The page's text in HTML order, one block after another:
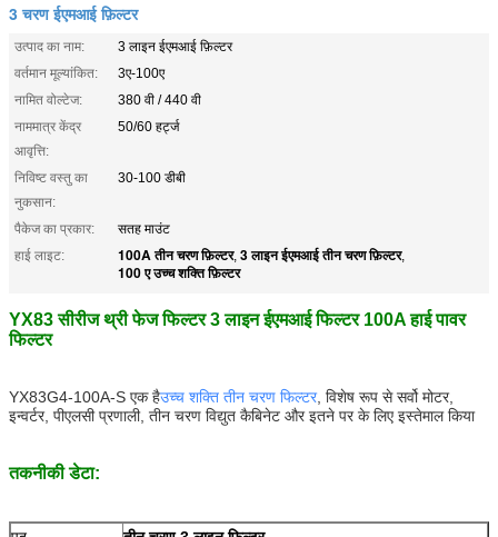
3 चरण ईएमआई फ़िल्टर
उत्पाद का नाम:
3 लाइन ईएमआई फ़िल्टर
वर्तमान मूल्यांकित:
3ए-100ए
नामित वोल्टेज:
380 वी / 440 वी
नाममात्र केंद्र
आवृत्ति:
50/60 हर्ट्ज
निविष्ट वस्तु का
नुकसान:
30-100 डीबी
पैकेज का प्रकार:
सतह माउंट
हाई लाइट:
100A तीन चरण फ़िल्टर, 3 लाइन ईएमआई तीन चरण फ़िल्टर,
100 ए उच्च शक्ति फ़िल्टर
YX83 सीरीज थ्री फेज फिल्टर 3 लाइन ईएमआई फिल्टर 100A हाई पावर
फिल्टर
YX83G4-100A-S एक हैउच्च शक्ति तीन चरण फिल्टर, विशेष रूप से सर्वो मोटर,
इन्वर्टर, पीएलसी प्रणाली, तीन चरण विद्युत कैबिनेट और इतने पर के लिए इस्तेमाल किया
तकनीकी डेटा: